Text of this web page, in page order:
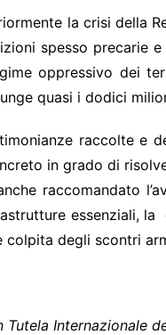
la crisi della
spesso precarie
oppressivo dei
quasi i dodici
raccolte e
in grado di
raccomandato
essenziali,
degli scontri
Tutela Internazionale